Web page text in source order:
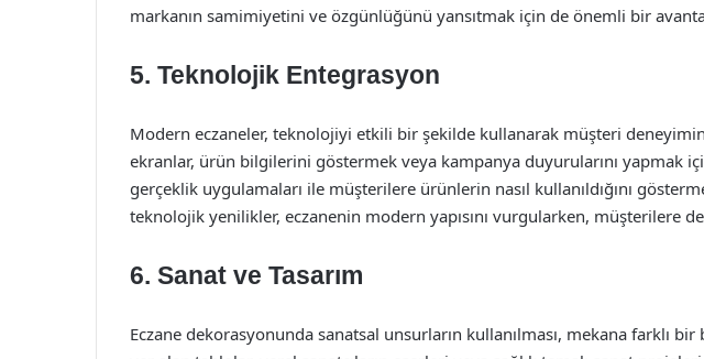
markanın samimiyetini ve özgünlüğünü yansıtmak için de önemli bir
5. Teknolojik Entegrasyon
Modern eczaneler, teknolojiyi etkili bir şekilde kullanarak müşteri
ekranlar, ürün bilgilerini göstermek veya kampanya duyurularını yapmak
gerçeklik uygulamaları ile müşterilere ürünlerin nasıl kullanıldığını
teknolojik yenilikler, eczanenin modern yapısını vurgularken, müşterilere
6. Sanat ve Tasarım
Eczane dekorasyonunda sanatsal unsurların kullanılması, mekana farklı bir